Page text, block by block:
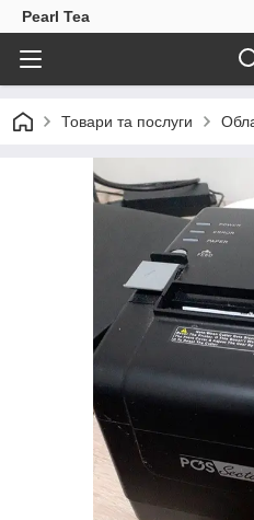
Pearl Tea
Товари та послуги